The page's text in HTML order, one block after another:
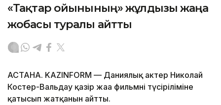
«Тақтар ойынының» жұлдызы жаңа
жобасы туралы айтты
АСТАНА. KAZINFORM — Даниялық актер Николай
Костер-Вальдау қазір жаңа фильмнің түсіріліміне
қатысып жатқанын айтты.